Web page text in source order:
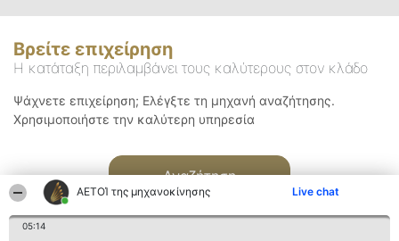
ΑΕΤΟΊ της μηχανοκίνησης Live chat
05:14
Βρείτε επιχείρηση
Η κατάταξη περιλαμβάνει τους καλύτερους στον κλάδο
Ψάχνετε επιχείρηση; Ελέγξτε τη μηχανή αναζήτησης.
Χρησιμοποιήστε την καλύτερη υπηρεσία
Αναζήτηση